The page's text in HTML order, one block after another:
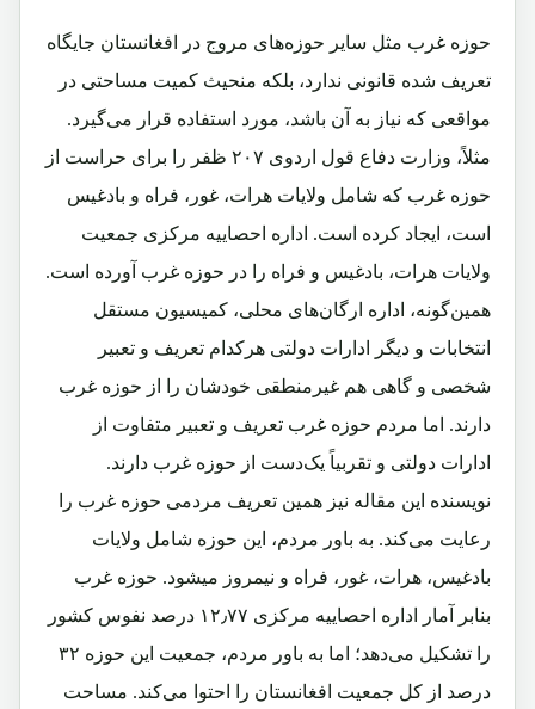
حوزه غرب مثل سایر حوزه‌های مروج در افغانستان جایگاه
تعریف شده قانونی ندارد، بلکه منحیث کمیت مساحتی در
مواقعی که نیاز به آن باشد، مورد استفاده قرار می‌گیرد.
مثلاً، وزارت دفاع قول ‌اردوی ۲۰۷ ظفر را برای حراست از
حوزه غرب که شامل ولایات هرات، غور، فراه و بادغیس
است، ایجاد کرده است. اداره احصاییه مرکزی جمعیت
ولایات هرات، بادغیس و فراه را در حوزه غرب آورده است.
همین‌گونه، اداره ارگان‌های محلی، کمیسیون مستقل
انتخابات و دیگر ادارات دولتی هرکدام تعریف و تعبیر
شخصی و گاهی هم غیرمنطقی خودشان را از حوزه غرب
دارند. اما مردم حوزه غرب تعریف و تعبیر متفاوت از
ادارات دولتی و تقربیاً یک‌دست از حوزه غرب دارند.
نویسنده این مقاله نیز همین تعریف مردمی حوزه غرب را
رعایت می‌کند. به باور مردم، این حوزه شامل ولایات
بادغیس، هرات، غور، فراه و نیمروز می‎شود. حوزه غرب
بنابر آمار اداره احصاییه مرکزی ۱۲٫۷۷ درصد نفوس کشور
را تشکیل می‌دهد؛ اما به باور مردم، جمعیت این حوزه ۳۲
درصد از کل جمعیت افغانستان را احتوا می‌کند. مساحت